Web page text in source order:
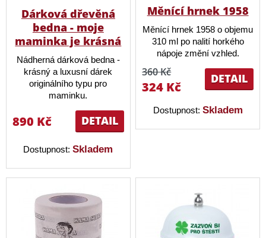
Dárková dřevěná
bedna - moje
maminka je krásná
Nádherná dárková bedna -
krásný a luxusní dárek
originálního typu pro
maminku.
DETAIL
890 Kč
Dostupnost:Skladem
Měnící hrnek 1958
Měnící hrnek 1958 o objemu
310 ml po nalití horkého
nápoje změní vzhled.
DETAIL
360 Kč
324 Kč
Dostupnost: Skladem